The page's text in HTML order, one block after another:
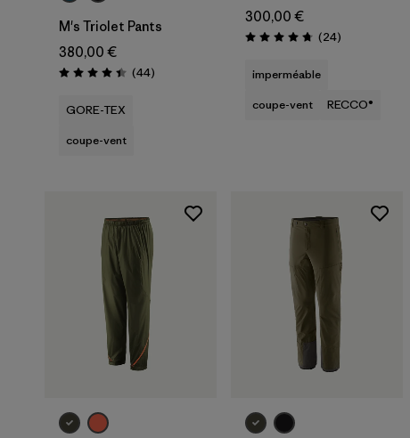
M's Triolet Pants
380,00 €
Évaluation: 4.4 / 5
(44Avis
)
GORE-TEX
coupe-vent
300,00 €
Évaluation: 4.7 / 5
(24Avis
)
imperméable
coupe-vent
RECCO®